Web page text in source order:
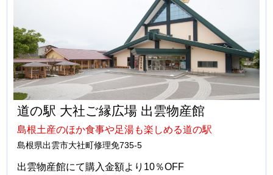
道の駅 大社ご縁広場 出雲物産館
島根土産のほか食事や足湯も楽しめる道の駅
島根県出雲市大社町修理免735-5
出雲物産館にて購入金額より10％OFF